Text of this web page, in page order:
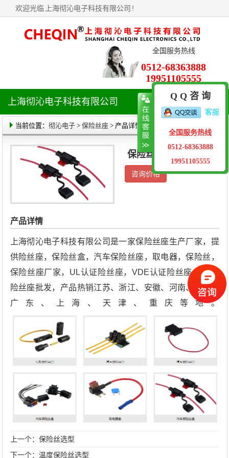
欢迎光临 上海彻沁电子科技有限公司 !
全国服务热线
0512-68363888
19951105555
航
单
上海彻沁电子科技有限公司
当前位置： 彻沁电子> 保险丝座> 产品详情
保险丝盒选型
咨询价格
产品详情
上海彻沁电子科技有限公司是一家保险丝座生产厂家，提
供险丝座，保险丝盒，汽车保险丝座，取电器，保险丝，
保险丝座厂家，UL认证险丝座，VDE认证险丝座，CQC
险丝座批发，产品热销江苏、浙江、安徽、河南、四川、
广东、上海、天津、重庆等地。
上一个： 保险丝选型
下一个： 温度保险丝选型
Q Q 咨 询
客服
全国服务热线
0512-68363888
19951105555